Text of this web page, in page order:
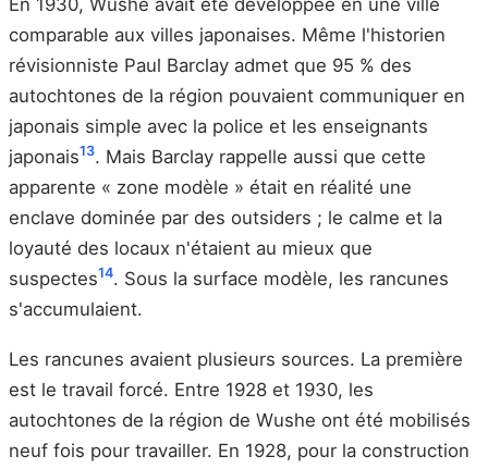
comparable aux villes japonaises. Même l'historien
révisionniste Paul Barclay admet que 95 % des
autochtones de la région pouvaient communiquer en
japonais simple avec la police et les enseignants
japonais13. Mais Barclay rappelle aussi que cette
apparente « zone modèle » était en réalité une
enclave dominée par des outsiders ; le calme et la
loyauté des locaux n'étaient au mieux que
suspectes14. Sous la surface modèle, les rancunes
s'accumulaient.
Les rancunes avaient plusieurs sources. La première
est le travail forcé. Entre 1928 et 1930, les
autochtones de la région de Wushe ont été mobilisés
neuf fois pour travailler. En 1928, pour la construction